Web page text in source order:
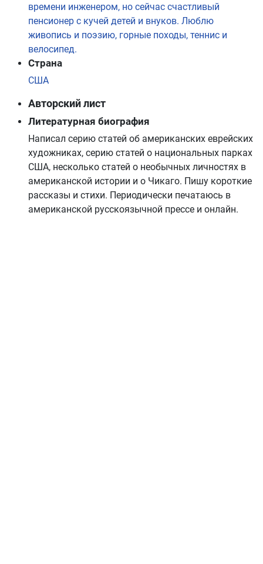
времени инженером, но сейчас счастливый
пенсионер с кучей детей и внуков. Люблю
живопись и поэзию, горные походы, теннис и
велосипед.
Страна
США
Авторский лист
Литературная биография
Написал серию статей об американских еврейских
художниках, серию статей о национальных парках
США, несколько статей о необычных личностях в
американской истории и о Чикаго. Пишу короткие
рассказы и стихи. Периодически печатаюсь в
американской русскоязычной прессе и онлайн.